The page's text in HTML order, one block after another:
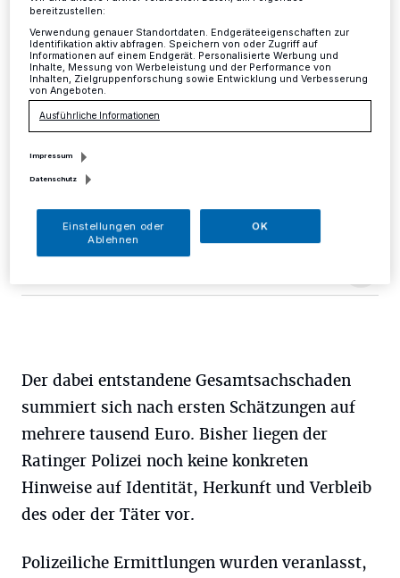
Kreis·An Silvester, zwischen 17 Uhr und
Neujahrsmorgen, 11 Uhr, waren auf der Löns- und der
Gerhart-Hauptmann-Straße im Ratinger Ortsteil
Tiefenbroich ein oder mehrere Chaoten unterwegs, die
an mindestens 12 geparkten Fahrzeugen
unterschiedlicher Marken und Halter jeweils einen
02.01.2018 , 15:03 Uhr Eine Minute Lesezeit
Der dabei entstandene Gesamtsachschaden
summiert sich nach ersten Schätzungen auf
mehrere tausend Euro. Bisher liegen der
Ratinger Polizei noch keine konkreten
Hinweise auf Identität, Herkunft und Verbleib
des oder der Täter vor.
Polizeiliche Ermittlungen wurden veranlasst,
bereitzustellen:
Verwendung genauer Standortdaten. Endgeräteeigenschaften zur
Identifikation aktiv abfragen. Speichern von oder Zugriff auf
Informationen auf einem Endgerät. Personalisierte Werbung und
Inhalte, Messung von Werbeleistung und der Performance von
Inhalten, Zielgruppenforschung sowie Entwicklung und Verbesserung
von Angeboten.
Ausführliche Informationen
Impressum
Datenschutz
Einstellungen oder
Ablehnen
OK